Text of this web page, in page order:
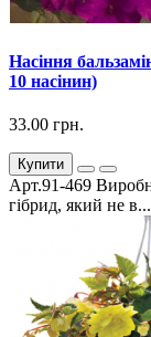
Насіння
10 насінин)
33.00 грн.
Купити
Арт.91-469
гібрид, який не в...